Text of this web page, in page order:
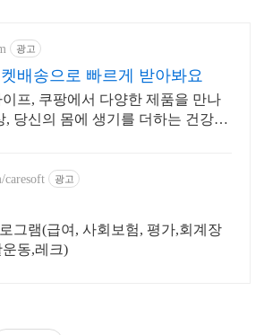
광고
배송으로 빠르게 받아봐요
프, 쿠팡에서 다양한 제품을 만나
, 당신의 몸에 생기를 더하는 건강한
caresoft 광고
그램(급여, 사회보험, 평가,회계장
동,레크)